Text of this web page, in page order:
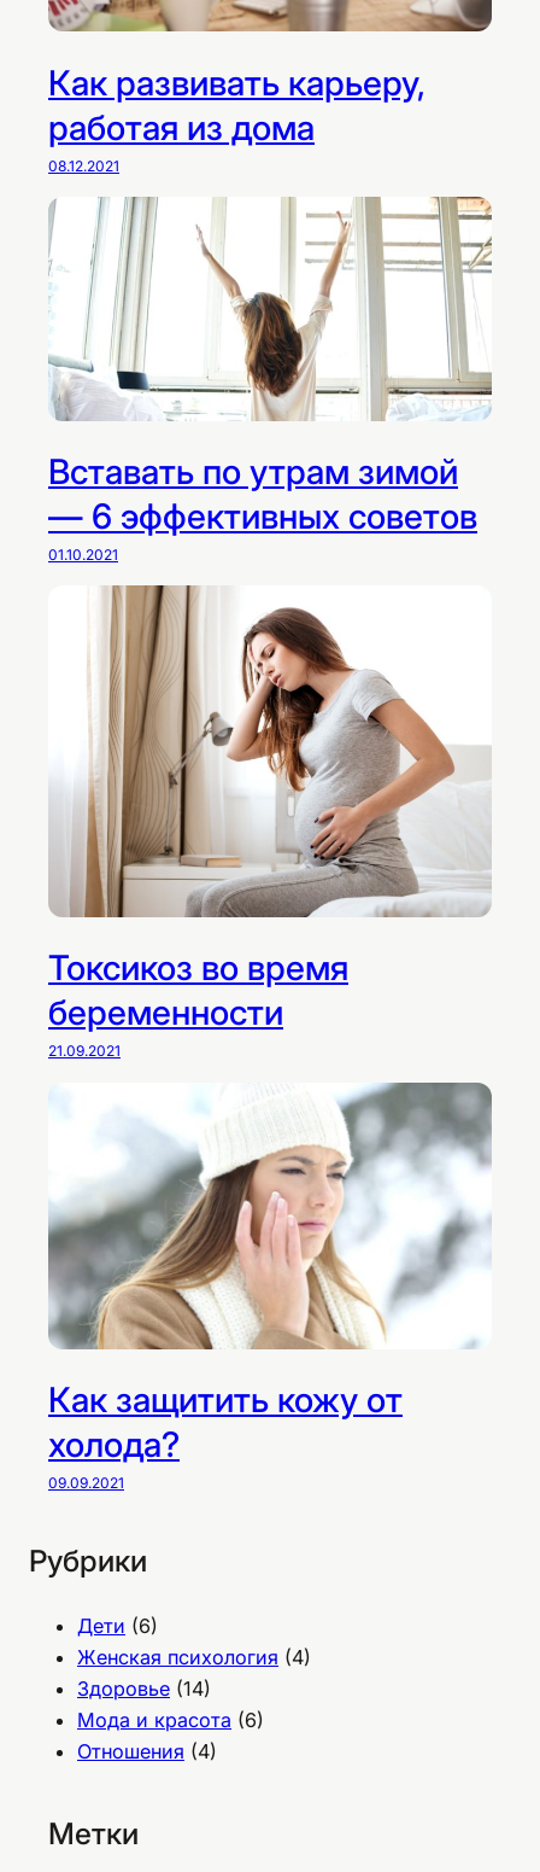
Как развивать карьеру,
работая из дома
08.12.2021
Вставать по утрам зимой
— 6 эффективных советов
01.10.2021
Токсикоз во время
беременности
21.09.2021
Как защитить кожу от
холода?
09.09.2021
Рубрики
Дети (6)
Женская психология (4)
Здоровье (14)
Мода и красота (6)
Отношения (4)
Метки